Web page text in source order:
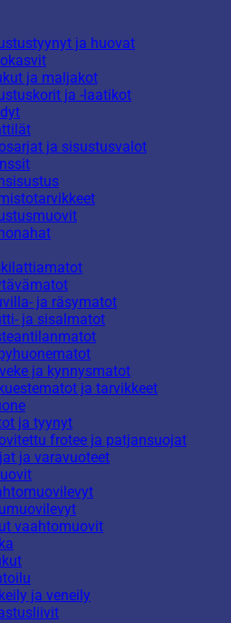
ja huovat
ja maljakot
ja -laatikot
ja sisustusvalot
ja räsymatot
ja sisalmatot
ja kynnysmatot
ja tarvikkeet
ja tyynyt
frotee ja patjansuojat
ja varavuoteet
vaahtomuovit
ja veneily